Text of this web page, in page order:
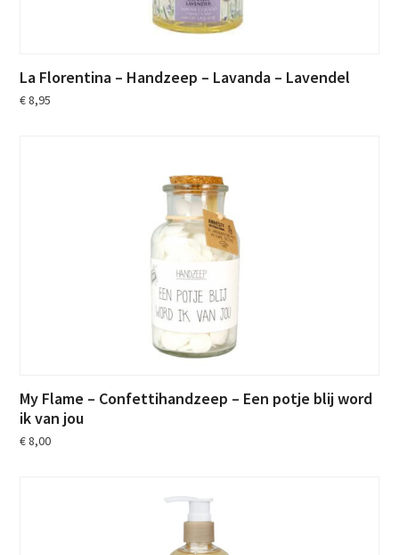
La Florentina – Handzeep – Lavanda – Lavendel
€8,95
My Flame – Confettihandzeep – Een potje blij word
ik van jou
€8,00